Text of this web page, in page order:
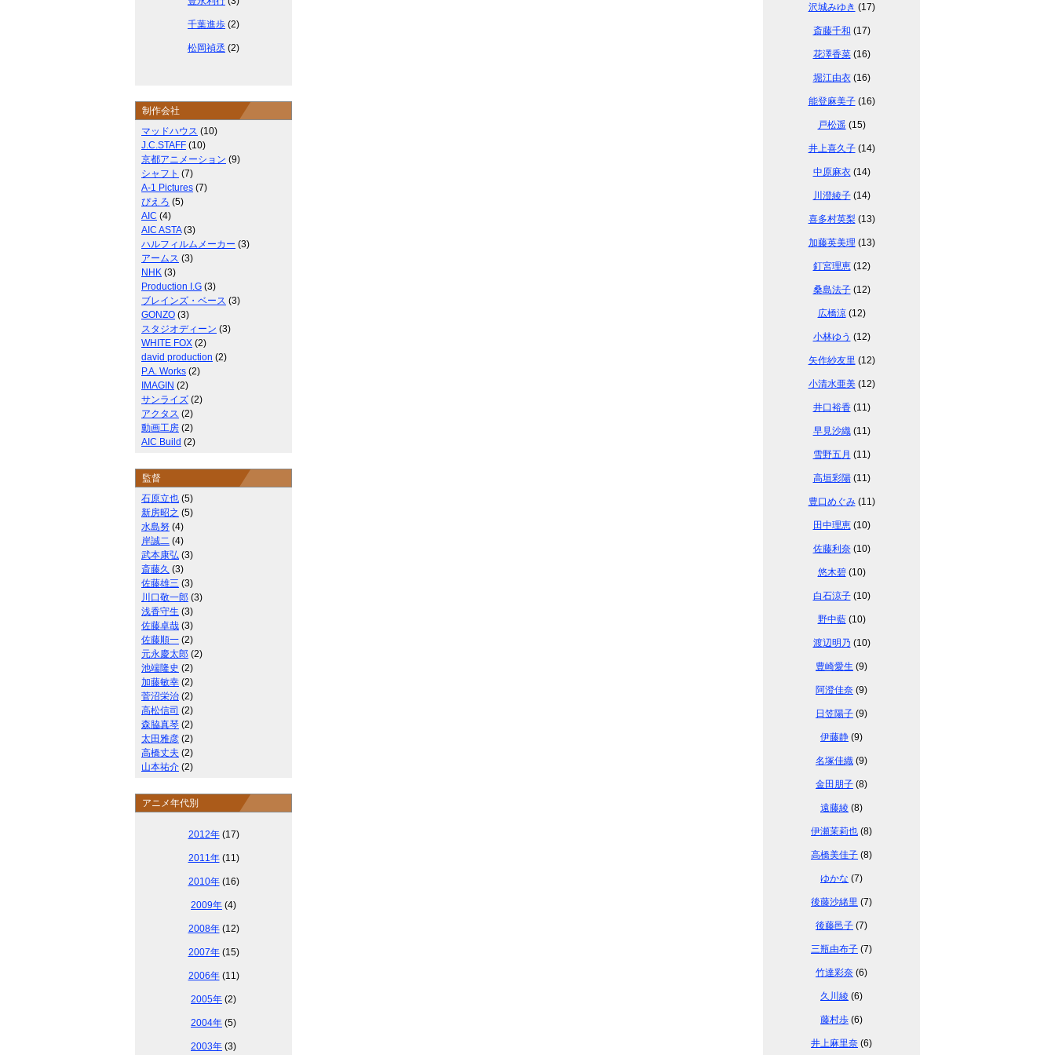
千葉進歩 (2)
松岡禎丞 (2)
制作会社
マッドハウス (10)
J.C.STAFF (10)
京都アニメーション (9)
シャフト (7)
A-1 Pictures (7)
ぴえろ (5)
AIC (4)
AIC ASTA(3)
ハルフィルムメーカー (3)
アームス (3)
NHK (3)
Production I.G (3)
ブレインズ・ベース (3)
GONZO (3)
スタジオディーン (3)
WHITE FOX (2)
david production (2)
P.A. Works (2)
IMAGIN (2)
サンライズ (2)
アクタス (2)
動画工房 (2)
AIC Build (2)
監督
石原立也 (5)
新房昭之 (5)
水島努 (4)
岸誠二 (4)
武本康弘 (3)
斎藤久 (3)
佐藤雄三 (3)
川口敬一郎 (3)
浅香守生 (3)
佐藤卓哉 (3)
佐藤順一 (2)
元永慶太郎 (2)
池端隆史 (2)
加藤敏幸 (2)
菅沼栄治 (2)
高松信司 (2)
森脇真琴 (2)
太田雅彦 (2)
高橋丈夫 (2)
山本祐介 (2)
アニメ年代別
2012年(17)
2011年(11)
2010年(16)
2009年 (4)
2008年(12)
2007年(15)
2006年(11)
2005年 (2)
2004年 (5)
2003年 (3)
沢城みゆき (17)
斎藤千和 (17)
花澤香菜(16)
堀江由衣(16)
能登麻美子(16)
戸松遥 (15)
井上喜久子(14)
中原麻衣(14)
川澄綾子(14)
喜多村英梨(13)
加藤英美理 (13)
釘宮理恵(12)
桑島法子(12)
広橋涼(12)
小林ゆう (12)
矢作紗友里 (12)
小清水亜美(12)
井口裕香(11)
早見沙織(11)
雪野五月 (11)
高垣彩陽(11)
豊口めぐみ(11)
田中理恵(10)
佐藤利奈(10)
悠木碧(10)
白石涼子(10)
野中藍(10)
渡辺明乃 (10)
豊崎愛生 (9)
阿澄佳奈 (9)
日笠陽子 (9)
伊藤静 (9)
名塚佳織 (9)
金田朋子 (8)
遠藤綾 (8)
伊瀬茉莉也 (8)
高橋美佳子 (8)
ゆかな (7)
後藤沙緒里 (7)
後藤邑子 (7)
三瓶由布子 (7)
竹達彩奈 (6)
久川綾 (6)
藤村歩 (6)
井上麻里奈 (6)